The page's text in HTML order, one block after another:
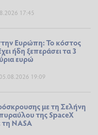
17:45
Ευρώπη: Το κόστος
ήδη ξεπεράσει τα 3
ευρώ
05.08.2026 19:09
με τη Σελήνη
της SpaceX
NASA